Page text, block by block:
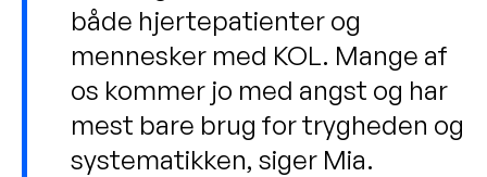
både hjertepatienter og
mennesker med KOL. Mange af
os kommer jo med angst og har
mest bare brug for trygheden og
systematikken, siger Mia.